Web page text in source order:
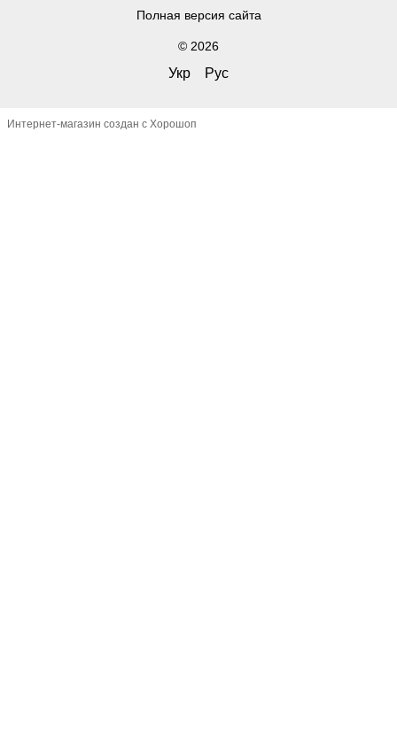
Полная версия сайта
© 2026
Укр Рус
Интернет-магазин создан с Хорошоп